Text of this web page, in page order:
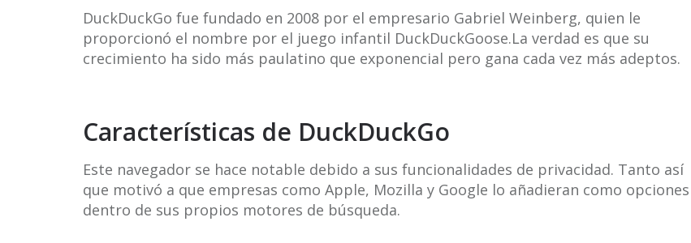
DuckDuckGo fue fundado en 2008 por el empresario Gabriel Weinberg, quien le
proporcionó el nombre por el juego infantil DuckDuckGoose.La verdad es que su
crecimiento ha sido más paulatino que exponencial pero gana cada vez más adeptos.
Características de DuckDuckGo
Este navegador se hace notable debido a sus funcionalidades de privacidad. Tanto así
que motivó a que empresas como Apple, Mozilla y Google lo añadieran como opciones
dentro de sus propios motores de búsqueda.